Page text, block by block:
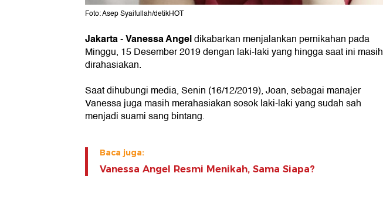
Foto: Asep Syaifullah/detikHOT
Jakarta-Vanessa Angeldikabarkan menjalankan pernikahan pada
Minggu, 15 Desember 2019 dengan laki-laki yang hingga saat ini masih
dirahasiakan.
Saat dihubungi media, Senin (16/12/2019), Joan, sebagai manajer
Vanessa juga masih merahasiakan sosok laki-laki yang sudah sah
menjadi suami sang bintang.
Baca juga:
Vanessa Angel Resmi Menikah, Sama Siapa?